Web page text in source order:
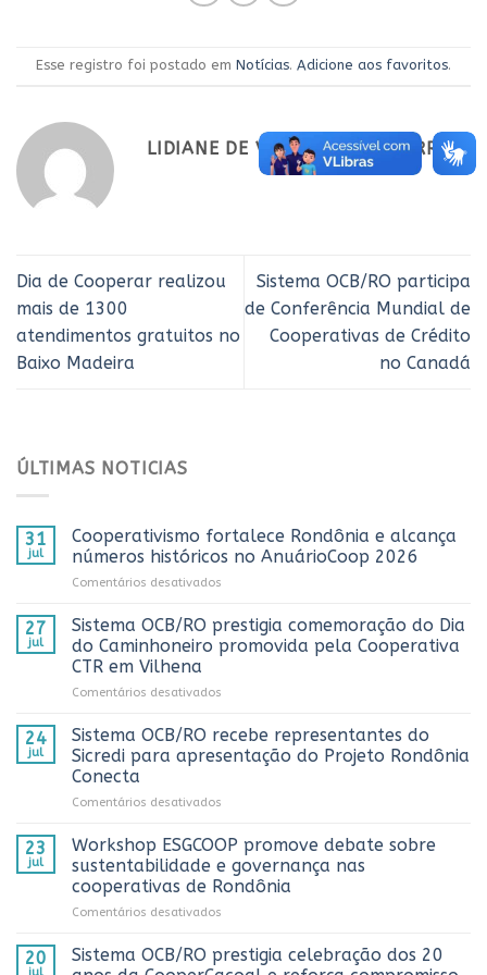
Esse registro foi postado em Notícias. Adicione aos favoritos.
LIDIANE DE VAILA PESSOA CORREA
Dia de Cooperar realizou
mais de 1300
atendimentos gratuitos no
Baixo Madeira
Sistema OCB/RO participa
de Conferência Mundial de
Cooperativas de Crédito
no Canadá
ÚLTIMAS NOTICIAS
31
jul
Cooperativismo fortalece Rondônia e alcança
números históricos no AnuárioCoop 2026
Comentários desativados
fortalece
Rondônia
e
no
AnuárioCoop
2026
27
jul
Sistema OCB/RO prestigia comemoração do Dia
do Caminhoneiro promovida pela Cooperativa
CTR em Vilhena
Comentários desativados
OCB/RO
prestigia
comemoração
Caminhoneiro
promovida
pela
Cooperativa
Vilhena
24
jul
Sistema OCB/RO recebe representantes do
Sicredi para apresentação do Projeto Rondônia
Conecta
Comentários desativados
OCB/RO
recebe
representantes
do
apresentação
23
jul
Workshop ESGCOOP promove debate sobre
sustentabilidade e governança nas
cooperativas de Rondônia
Comentários desativados
ESGCOOP
promove
20
jul
Sistema OCB/RO prestigia celebração dos 20